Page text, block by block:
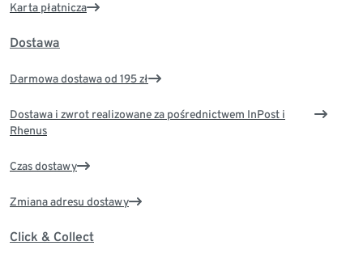
Karta płatnicza
Dostawa
Darmowa dostawa od 195 zł
Dostawa i zwrot realizowane za pośrednictwem InPost i
Rhenus
Czas dostawy
Zmiana adresu dostawy
Click & Collect